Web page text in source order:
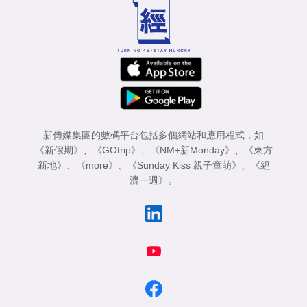
新傳媒集團的數碼平台包括多個網站和應用程式，如
《新假期》 、 《GOtrip》 、 《NM+新Monday》 、
《東方
新地》 、 《more》 、 《Sunday Kiss 親子童萌》 、
《經
濟一週》 。